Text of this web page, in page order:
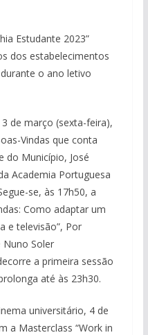
Estudante 2023”
dos estabelecimentos
o ano letivo
de março (sexta-feira),
Vindas que conta
do Município, José
Academia Portuguesa
se, às 17h50, a
Como adaptar um
e televisão”, Por
Nuno Soler
a primeira sessão
até às 23h30.
universitário, 4 de
a Masterclass “Work in